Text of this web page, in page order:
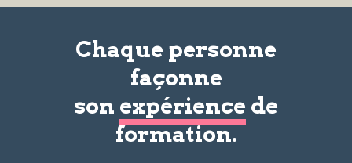
Chaque personne
façonne
son expérience de
formation.